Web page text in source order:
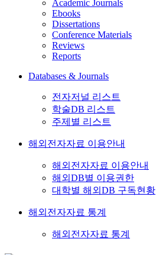
Academic Journals
Ebooks
Dissertations
Conference Materials
Reviews
Reports
Databases & Journals
전자저널 리스트
학술DB 리스트
주제별 리스트
해외전자자료 이용안내
해외전자자료 이용안내
해외DB별 이용권한
대학별 해외DB 구독현황
해외전자자료 통계
해외전자자료 통계